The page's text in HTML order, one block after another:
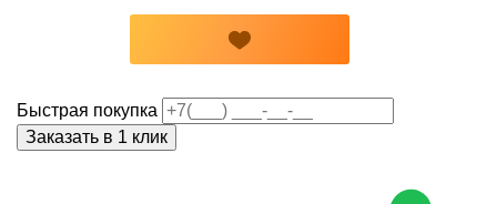
Быстрая покупка